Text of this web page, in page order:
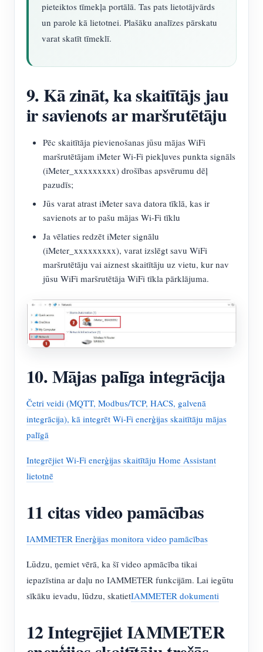
pieteiktos tīmekļa portālā. Tas pats lietotājvārds
un parole kā lietotnei. Plašāku analīzes pārskatu
varat skatīt tīmeklī.
9. Kā zināt, ka skaitītājs jau
ir savienots ar maršrutētāju
Pēc skaitītāja pievienošanas jūsu mājas WiFi
maršrutētājam iMeter Wi-Fi piekļuves punkta signāls
(iMeter_xxxxxxxxx) drošības apsvērumu dēļ
pazudīs;
Jūs varat atrast iMeter sava datora tīklā, kas ir
savienots ar to pašu mājas Wi-Fi tīklu
Ja vēlaties redzēt iMeter signālu
(iMeter_xxxxxxxxx), varat izslēgt savu WiFi
maršrutētāju vai aiznest skaitītāju uz vietu, kur nav
jūsu WiFi maršrutētāja WiFi tīkla pārklājuma.
10. Mājas palīga integrācija
Četri veidi (MQTT, Modbus/TCP, HACS, galvenā
integrācija), kā integrēt Wi-Fi enerģijas skaitītāju mājas
palīgā
Integrējiet Wi-Fi enerģijas skaitītāju Home Assistant
lietotnē
11 citas video pamācības
IAMMETER Enerģijas monitora video pamācības
Lūdzu, ņemiet vērā, ka šī video apmācība tikai
iepazīstina ar daļu no IAMMETER funkcijām. Lai iegūtu
sīkāku ievadu, lūdzu, skatietIAMMETER dokumenti
12 Integrējiet IAMMETER